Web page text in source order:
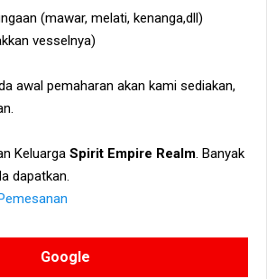
(mawar, melati, kenanga,dll)
vesselnya)
awal pemaharan akan kami sediakan,
Keluarga Spirit Empire Realm. Banyak
dapatkan.
Google